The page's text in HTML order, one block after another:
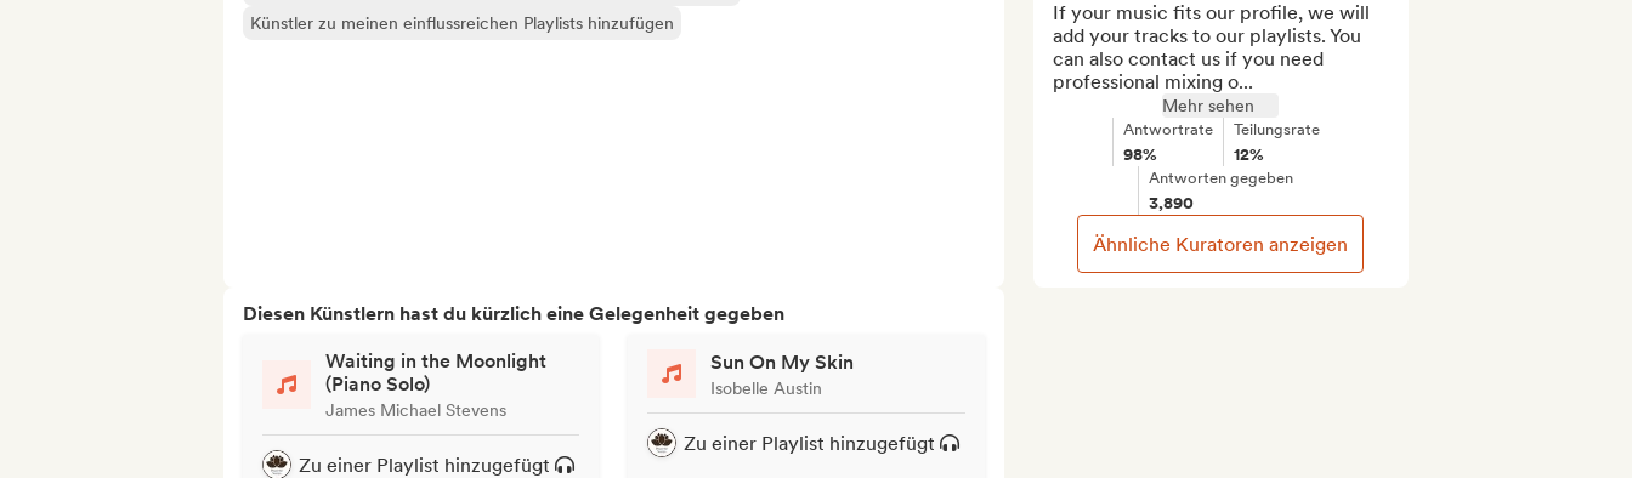
Künstler zu meinen einflussreichen Playlists hinzufügen
Diesen Künstlern hast du kürzlich eine Gelegenheit gegeben
Waiting in the Moonlight
(Piano Solo)
James Michael Stevens
Zu einer Playlist hinzugefügt
Sun On My Skin
Isobelle Austin
Zu einer Playlist hinzugefügt
If your music fits our profile, we will
add your tracks to our playlists. You
can also contact us if you need
professional mixing o...
Mehr sehen
Antwortrate
98%
Teilungsrate
12%
Antworten gegeben
3,890
Ähnliche Kuratoren anzeigen